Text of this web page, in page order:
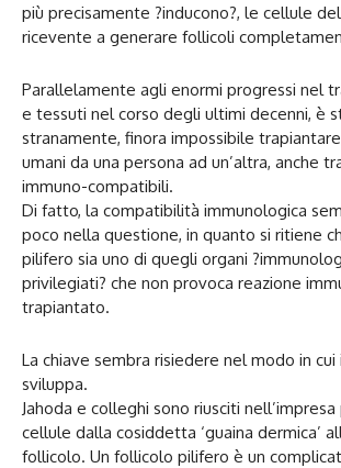
più precisamente ?inducono?, le cellule
ricevente a generare follicoli
Parallelamente agli enormi progressi nel
e tessuti nel corso degli ultimi decenni, è
stranamente, finora impossibile
umani da una persona ad un’altra, anche
immuno-compatibili.
Di fatto, la compatibilità immunologica
poco nella questione, in quanto si ritiene
pilifero sia uno di quegli organi
privilegiati? che non provoca reazione
trapiantato.
La chiave sembra risiedere nel modo in
sviluppa.
Jahoda e colleghi sono riusciti
cellule dalla cosiddetta ‘guaina dermica’
follicolo. Un follicolo pilifero è un